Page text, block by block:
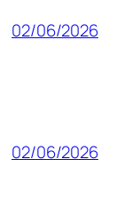
02/06/2026
02/06/2026